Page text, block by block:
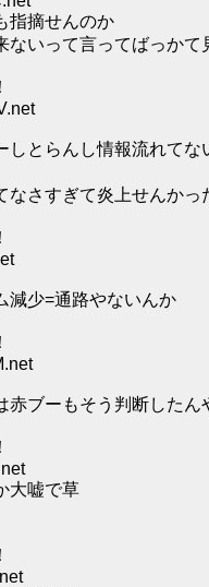
指摘せんのか
いって言ってばっか
しとらんし情報流れてな
さすぎて炎上せんかっ
減少=通路やないんか
赤ブーもそう判断したん
大嘘で草